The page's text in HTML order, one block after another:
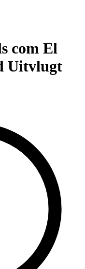
com El
Uitvlugt